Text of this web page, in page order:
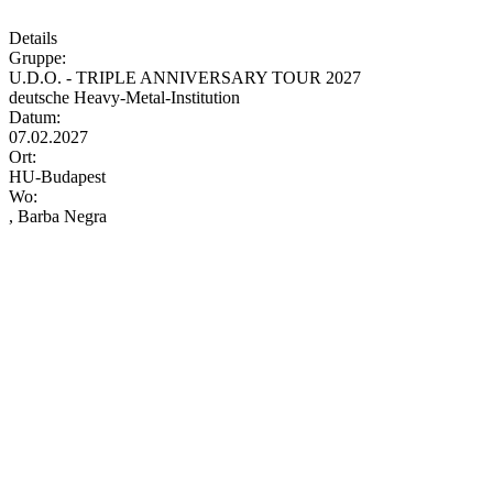
Details
Gruppe:
U.D.O. - TRIPLE ANNIVERSARY TOUR 2027
deutsche Heavy-Metal-Institution
Datum:
07.02.2027
Ort:
HU-Budapest
Wo:
, Barba Negra